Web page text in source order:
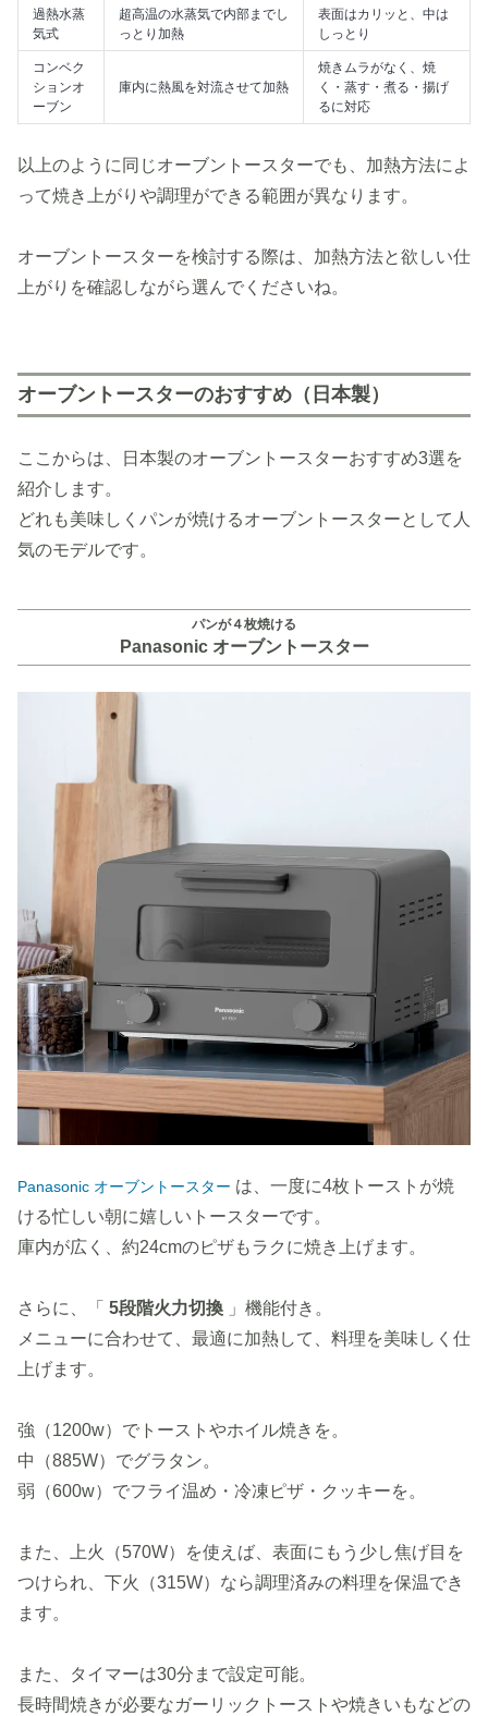
過熱水蒸
気式
超高温の水蒸気で内部までし
っとり加熱
表面はカリッと、中は
しっとり
コンベク
ションオ
ーブン
庫内に熱風を対流させて加熱
焼きムラがなく、焼
く・蒸す・煮る・揚げ
るに対応
以上のように同じオーブントースターでも、加熱方法によ
って焼き上がりや調理ができる範囲が異なります。
オーブントースターを検討する際は、加熱方法と欲しい仕
上がりを確認しながら選んでくださいね。
オーブントースターのおすすめ（日本製）
ここからは、日本製のオーブントースターおすすめ3選を
紹介します。
どれも美味しくパンが焼けるオーブントースターとして人
気のモデルです。
パンが４枚焼ける
Panasonic オーブントースター
Panasonic オーブントースター は、一度に4枚トーストが焼
ける忙しい朝に嬉しいトースターです。
庫内が広く、約24cmのピザもラクに焼き上げます。
さらに、「 5段階火力切換 」機能付き。
メニューに合わせて、最適に加熱して、料理を美味しく仕
上げます。
強（1200w）でトーストやホイル焼きを。
中（885W）でグラタン。
弱（600w）でフライ温め・冷凍ピザ・クッキーを。
また、上火（570W）を使えば、表面にもう少し焦げ目を
つけられ、下火（315W）なら調理済みの料理を保温でき
ます。
また、タイマーは30分まで設定可能。
長時間焼きが必要なガーリックトーストや焼きいもなどの